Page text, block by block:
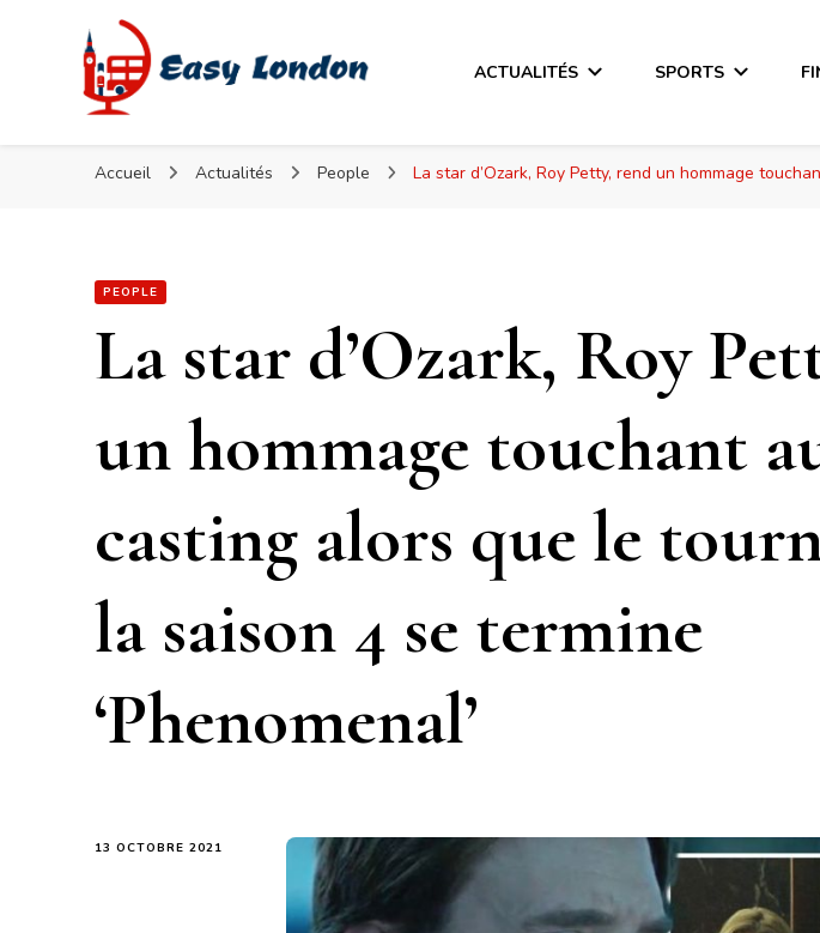
Easy London
Easy London
ACTUALITÉS SPORTS
Accueil Actualités People La star d’Ozark, Roy Petty, rend un hommage
PEOPLE
La star d’Ozark, Roy
un hommage touchant
casting alors que le
la saison 4 se termine
‘Phenomenal’
13 OCTOBRE 2021